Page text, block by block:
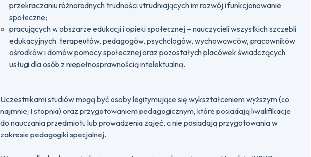
przekraczaniu różnorodnych trudności utrudniających im rozwój i funkcjonowanie
społeczne;
pracujących w obszarze edukacji i opieki społecznej – nauczycieli wszystkich szczebli
edukacyjnych, terapeutów, pedagogów, psychologów, wychowawców, pracowników
ośrodków i domów pomocy społecznej oraz pozostałych placówek świadczących
usługi dla osób z niepełnosprawnością intelektualną.
Uczestnikami studiów mogą być osoby legitymujące się wykształceniem wyższym (co
najmniej I stopnia) oraz przygotowaniem pedagogicznym, które posiadają kwalifikacje
do nauczania przedmiotu lub prowadzenia zajęć, a nie posiadają przygotowania w
zakresie pedagogiki specjalnej.